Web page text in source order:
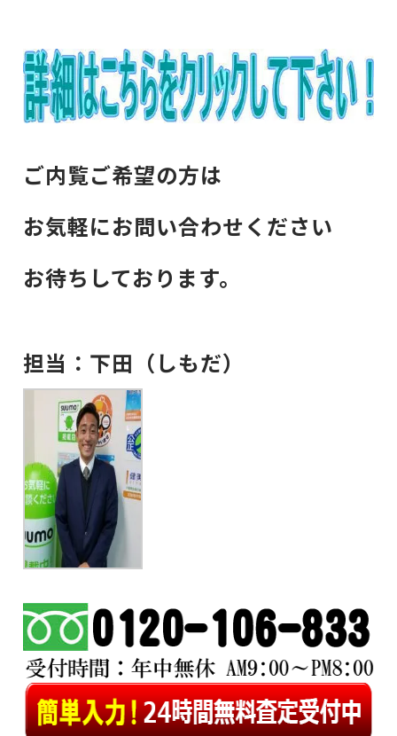
ご内覧ご希望の方は
お気軽にお問い合わせください
お待ちしております。
担当：下田（しもだ）